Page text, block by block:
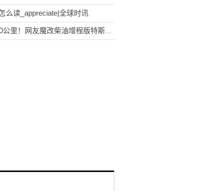
么读_appreciate|全球时讯
续航超2500公里！网友魔改柴油增程版特斯拉Model S|世界热文